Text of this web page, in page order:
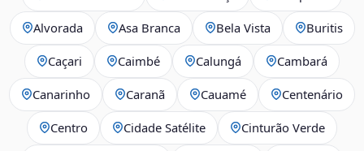
Alvorada Asa Branca Bela Vista Buritis
Caçari Caimbé Calungá Cambará
Canarinho Caranã Cauamé Centenário
Centro Cidade Satélite Cinturão Verde